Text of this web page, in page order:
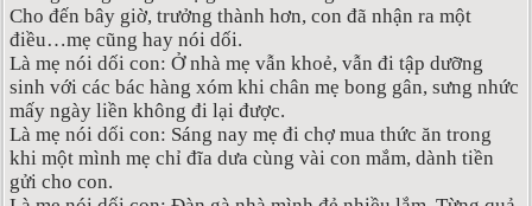
Cho đến bây giờ, trưởng thành hơn, con đã nhận ra một
điều…mẹ cũng hay nói dối.
Là mẹ nói dối con: Ở nhà mẹ vẫn khoẻ, vẫn đi tập dưỡng
sinh với các bác hàng xóm khi chân mẹ bong gân, sưng nhức
mấy ngày liền không đi lại được.
Là mẹ nói dối con: Sáng nay mẹ đi chợ mua thức ăn trong
khi một mình mẹ chỉ đĩa dưa cùng vài con mắm, dành tiền
gửi cho con.